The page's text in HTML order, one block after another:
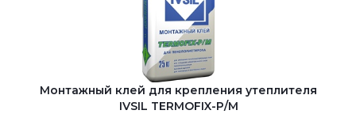
Монтажный клей для крепления утеплителя
IVSIL TERMOFIX-Р/М